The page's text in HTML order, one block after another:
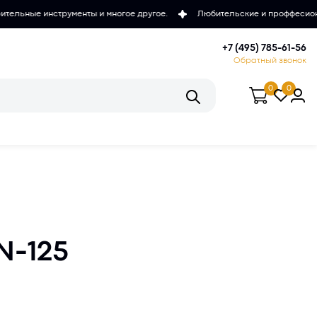
и многое другое. Любительские и проффесиональные микроскопы,
+7 (495) 785-61-56
Обратный звонок
0 0
125